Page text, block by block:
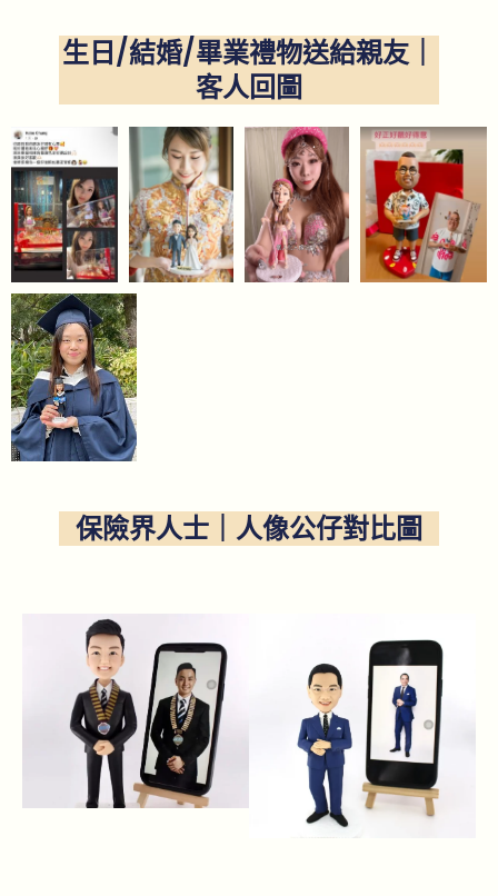
生日/結婚/畢業禮物送給親友｜
客人回圖
保險界人士｜人像公仔對比圖